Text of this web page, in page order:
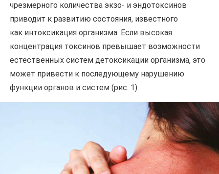
чрезмерного количества экзо- и эндотоксинов
приводит к развитию состояния, известного
как интоксикация организма. Если высокая
концентрация токсинов превышает возможности
естественных систем детоксикации организма, это
может привести к последующему нарушению
функции органов и систем (рис. 1).